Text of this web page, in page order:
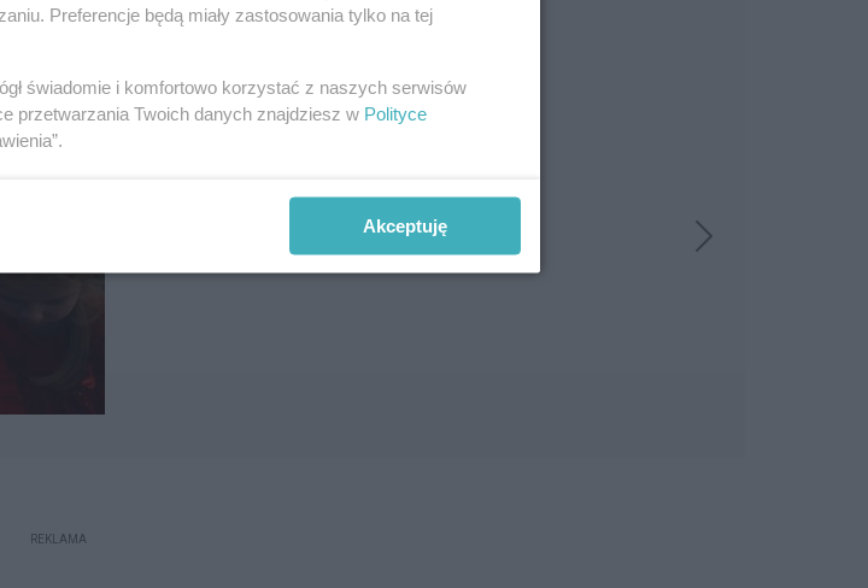
REKLAMA
Preferencje będą miały zastosowania tylko na tej
świadomie i komfortowo korzystać z naszych serwisów
przetwarzania Twoich danych znajdziesz w Polityce
Akceptuję